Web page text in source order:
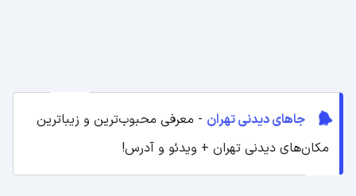
جاهای دیدنی تهران - معرفی محبوب‌ترین و زیباترین
مکان‌های دیدنی تهران + ویدئو و آدرس!